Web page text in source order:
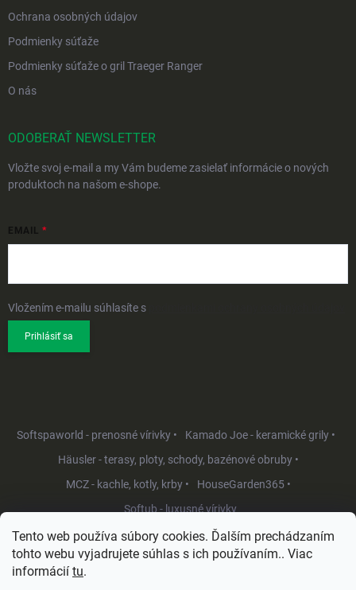
Tento web používa súbory cookies. Ďalším prechádzaním
tohto webu vyjadrujete súhlas s ich používaním.. Viac
informácií tu.
Ochrana osobných údajov
Podmienky súťaže
Podmienky súťaže o gril Traeger Ranger
O nás
ODOBERAŤ NEWSLETTER
Vložte svoj e-mail a my Vám budeme zasielať informácie o nových
produktoch na našom e-shope.
EMAIL
Vložením e-mailu súhlasíte s
Prihlásiť sa
Softspaworld - prenosné vírivky •
Kamado Joe - keramické grily •
Häusler - terasy, ploty, schody, bazénové obruby •
MCZ - kachle, kotly, krby •
HouseGarden365 •
Softub - luxusné vírivky